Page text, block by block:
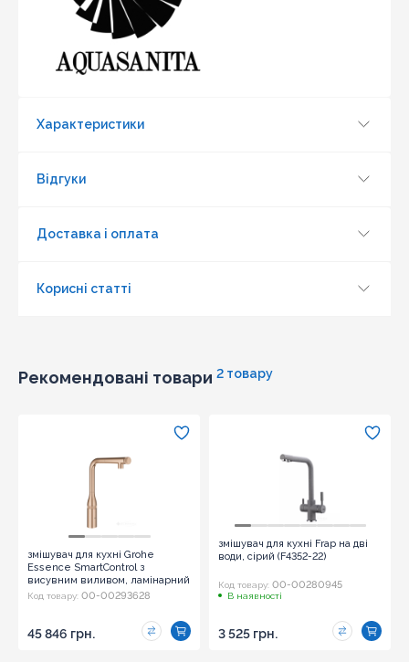
Характеристики
Відгуки
Доставка і оплата
Корисні статті
Рекомендовані товари 2 товару
змішувач для кухні Grohe
Essence SmartControl з
висувним виливом, ламінарний
потік, золотий матовий
Код товару: 00-00293628
45 846 грн.
змішувач для кухні Frap на дві
води, сірий (F4352-22)
Код товару: 00-00280945
В наявності
3 525 грн.
Шановні клієнти нашого магазину! Якщо ви блукаючи
по інтернету знайшли ціну потрібного Вам товару
дешевше ніж у нас ... дайте нам знати, і ми будемо
раді запропонувати вигіднішу для Вас ціну (за умови,
що товар даної моделі повинен бути у конкурента в